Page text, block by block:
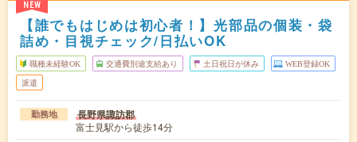
NEW
【誰でもはじめは初心者！】光部品の個装・袋
詰め・目視チェック/日払いOK
職種未経験OK 交通費別途支給あり 土日祝日が休み WEB登録OK
派遣
勤務地 長野県諏訪郡
富士見駅から徒歩14分